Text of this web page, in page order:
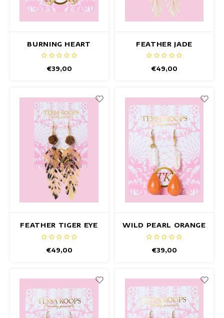
BURNING HEART
LOVE OHRRINGE
€39,00
FEATHER JADE
GREEN OHRRINGE
€49,00
FEATHER TIGER EYE
OHRRINGE
€49,00
WILD PEARL ORANGE
OHRRINGE
€39,00